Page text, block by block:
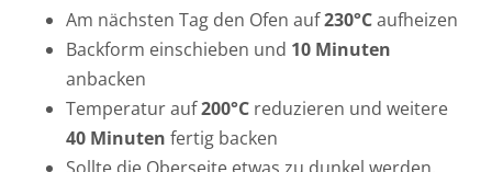
Am nächsten Tag den Ofen auf230°Caufheizen
Backform einschieben und 10 Minuten
anbacken
Temperatur auf200°Creduzieren und weitere
40 Minuten fertig backen